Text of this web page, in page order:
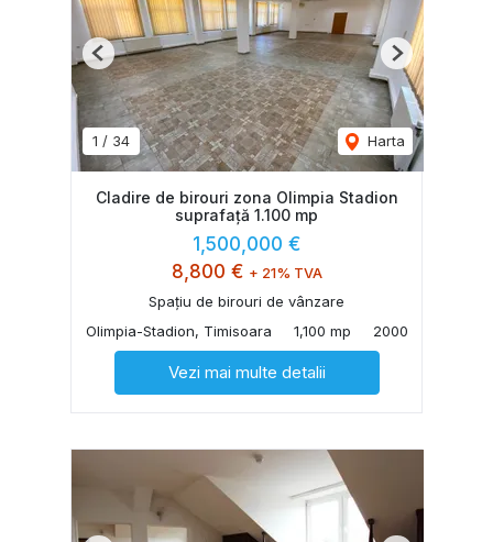
1 / 34 Harta
Previous Next
Cladire de birouri zona Olimpia Stadion
suprafață 1.100 mp
1,500,000 €
8,800 € + 21% TVA
Spațiu de birouri de vânzare
Olimpia-Stadion, Timisoara
1,100 mp 2000
Vezi mai multe detalii